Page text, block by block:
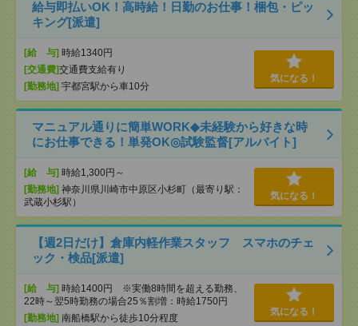
給与即払いOK！高時給！日勤のお仕事！梱包・ピッ
キング[派遣]
[給 与] 時給1340円
[交通費]交通費支給有り
[勤務地] 宇都宮駅から車10分
気になる！
マニュアル通りに簡単WORK◆未経験から好きな時
にお仕事できる！単発OK◎試験監督[アルバイト]
[給 与] 時給1,300円～
[勤務地] 神奈川県川崎市中原区小杉町（最寄り駅：
武蔵小杉駅）
気になる！
【週2日だけ】倉庫内軽作業スタッフ スマホのチェ
ック・検品[派遣]
[給 与] 時給1400円 ※実働8時間を超える勤務、
22時～翌5時勤務の場合25％割増：時給1750円
[勤務地] 南船橋駅から徒歩10分程度
気になる！